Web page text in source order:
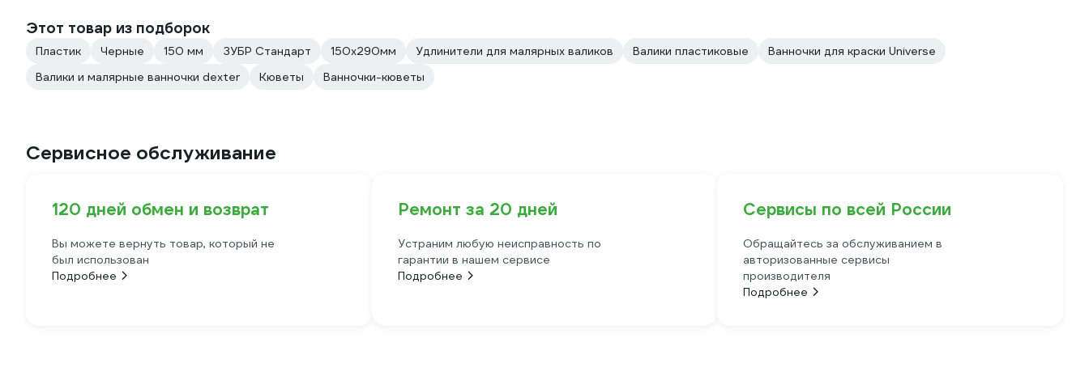
Этот товар из подборок
Пластик Черные 150 мм ЗУБР Стандарт 150х290мм Удлинители для малярных валиков Валики пластиковые
Ванночки для краски Universe
Валики и малярные ванночки dexter
Кюветы Ванночки-кюветы
Сервисное обслуживание
120 дней обмен и возврат
Вы можете вернуть товар, который не
был использован
Подробнее
Ремонт за 20 дней
Устраним любую неисправность по
гарантии в нашем сервисе
Подробнее
Сервисы по всей России
Обращайтесь за обслуживанием в
авторизованные сервисы
производителя
Подробнее